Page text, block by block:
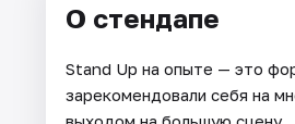
О стендапе
Stand Up на опыте — это
зарекомендовали себя на